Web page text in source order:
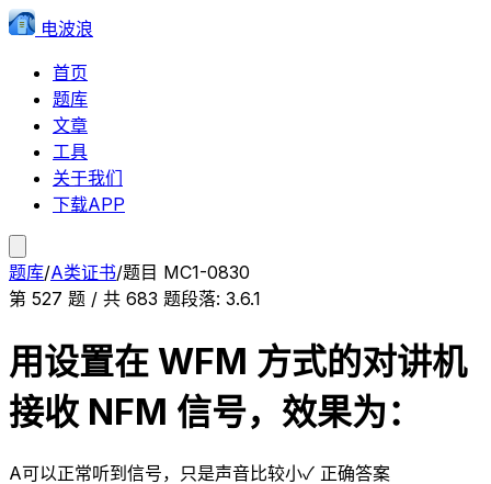
电波浪
首页
题库
文章
工具
关于我们
下载APP
题库/A类证书/题目 MC1-0830
第 527 题 / 共 683 题段落: 3.6.1
用设置在 WFM 方式的对讲机
接收 NFM 信号，效果为：
A可以正常听到信号，只是声音比较小✓ 正确答案